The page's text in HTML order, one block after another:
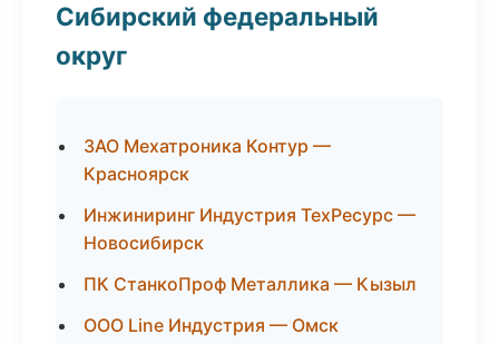
Сибирский федеральный
округ
ЗАО Мехатроника Контур —
Красноярск
Инжиниринг Индустрия ТехРесурс —
Новосибирск
ПК СтанкоПроф Металлика — Кызыл
ООО Line Индустрия — Омск